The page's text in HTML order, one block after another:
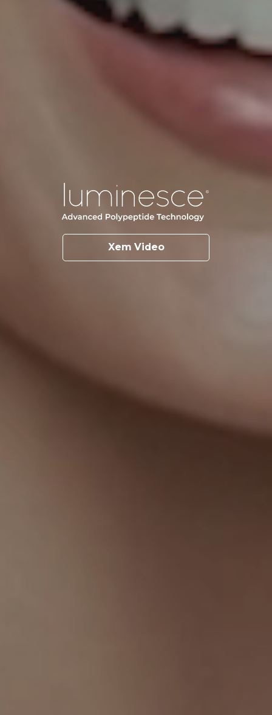
Xem Video